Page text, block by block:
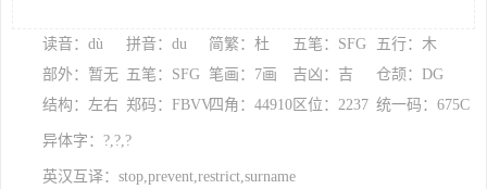
读音：dù 拼音：du 简繁：杜 五笔：SFG
五行：木
部外：暂无 五笔：SFG 笔画：7画 吉凶：吉
仓颉：DG
结构：左右 郑码：FBVV四角：44910 区位：2237 统一码：675C
异体字：?,?,?
英汉互译：stop,prevent,restrict,surname